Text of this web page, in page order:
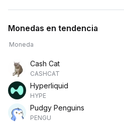
Monedas en tendencia
Moneda
Cash Cat
CASHCAT
Hyperliquid
HYPE
Pudgy Penguins
PENGU